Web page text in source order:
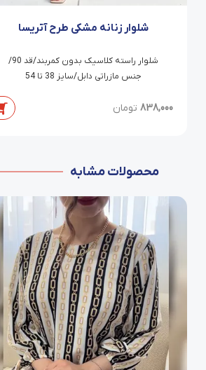
شلوار زنانه مشکی طرح آتریسا
شلوار راسته کلاسیک بدون کمربند/قد 90/
جنس مازراتی دابل/سایز 38 تا 54
838,000 تومان
محصولات مشابه